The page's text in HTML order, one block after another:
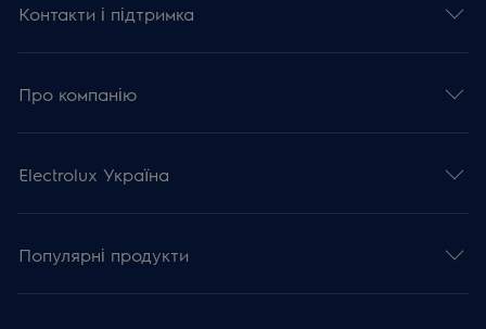
Контакти і підтримка
Про компанію
Electrolux Україна
Популярні продукти